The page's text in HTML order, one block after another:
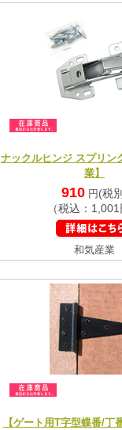
ナックルヒンジ スプリン
業】
910円 (税
（税込：1,001
和気産業
【ゲート用T字型蝶番/丁